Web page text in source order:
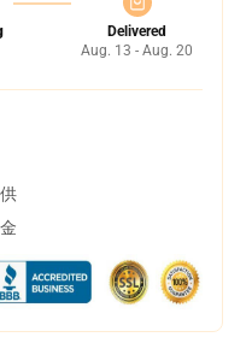
Delivered
Aug. 13 - Aug. 20